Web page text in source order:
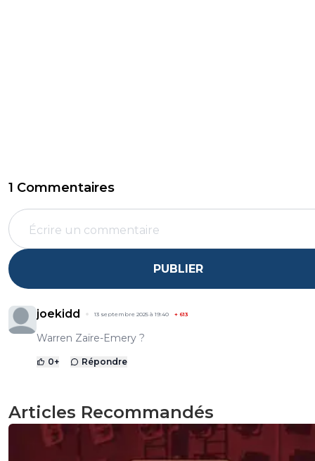
1 Commentaires
PUBLIER
joekidd 13 septembre 2025 à 19:40 + 613
Warren Zaïre-Emery ?
0+ Répondre
Articles Recommandés